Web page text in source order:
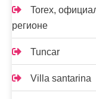
Torex,
регионе
Tuncar
Villa santarina